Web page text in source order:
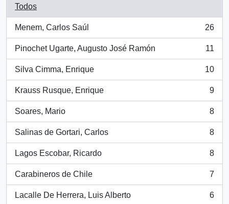
Todos
Menem, Carlos Saúl
, 26 resultados
26
Pinochet Ugarte, Augusto José Ramón
, 11 resultados
11
Silva Cimma, Enrique
, 10 resultados
10
Krauss Rusque, Enrique
, 9 resultados
9
Soares, Mario
, 8 resultados
8
Salinas de Gortari, Carlos
, 8 resultados
8
Lagos Escobar, Ricardo
, 8 resultados
8
Carabineros de Chile
, 7 resultados
7
Lacalle De Herrera, Luis Alberto
, 6 resultados
6